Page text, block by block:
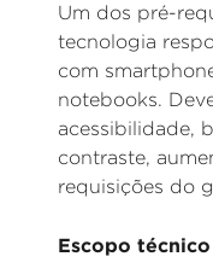
Um dos pré-
tecnologia
com
notebooks.
acessibilidade,
contraste,
requisições do
Escopo técnico